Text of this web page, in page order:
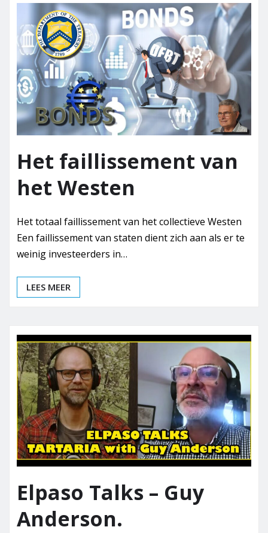
Het faillissement van
het Westen
Het totaal faillissement van het collectieve Westen
Een faillissement van staten dient zich aan als er te
weinig investeerders in…
LEES MEER
Elpaso Talks – Guy
Anderson.